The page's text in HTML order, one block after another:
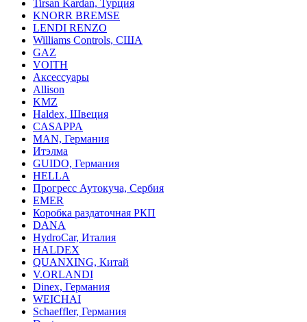
Tirsan Kardan, Турция
KNORR BREMSE
LENDI RENZO
Williams Controls, США
GAZ
VOITH
Аксессуары
Allison
KMZ
Haldex, Швеция
CASAPPA
MAN, Германия
Итэлма
GUIDO, Германия
HELLA
Прогресс Аутокуча, Сербия
EMER
Коробка раздаточная РКП
DANA
HydroCar, Италия
HALDEX
QUANXING, Китай
V.ORLANDI
Dinex, Германия
WEICHAI
Schaeffler, Германия